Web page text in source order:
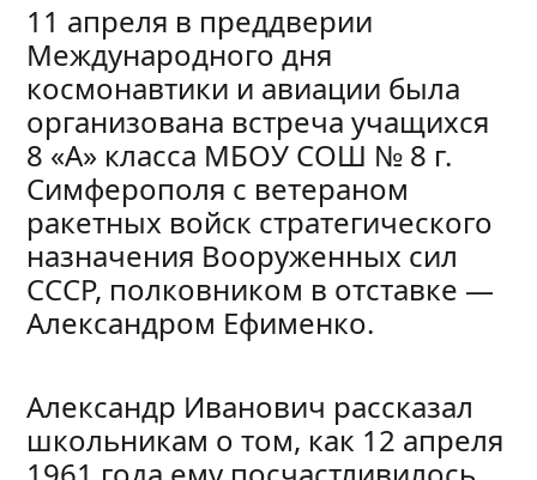
11 апреля в преддверии
Международного дня
космонавтики и авиации была
организована встреча учащихся
8 «А» класса МБОУ СОШ № 8 г.
Симферополя с ветераном
ракетных войск стратегического
назначения Вооруженных сил
СCСР, полковником в отставке —
Александром Ефименко.
Александр Иванович рассказал
школьникам о том, как 12 апреля